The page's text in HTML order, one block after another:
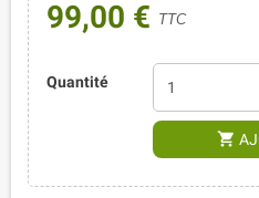
99,00 € TTC
Quantité
shopping_cart